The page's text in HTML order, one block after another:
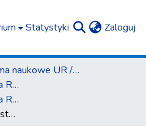
Statystyki Zaloguj
Czasopisma naukowe UR / Scientific Journals
Materiały i Sprawozdania Rzeszowskiego Ośrodka Archeologicznego
Materiały i Sprawozdania Rzeszowskiego Ośrodka Archeologicznego T. 36 (2015)
Materiały świderskie ze stanowiska Łąka 11–16 (pow. rzeszowski) na tle osadnictwa w Polsce południowo-wschodniej